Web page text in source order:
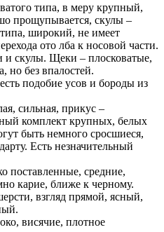
типа, в меру крупный,
прощупывается, скулы –
широкий, не имеет
ото лба к носовой части.
и скулы. Щеки – плосковатые,
но без впалостей.
подобие усов и бороды из
сильная, прикус –
комплект крупных, белых
быть немного сросшиеся,
Есть незначительный
поставленные, средние,
карие, ближе к черному.
взгляд прямой, ясный,
висячие, плотное